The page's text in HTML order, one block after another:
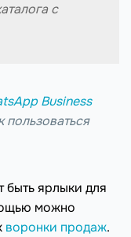
с
Business
пользоваться
быть ярлыки для
можно
воронки продаж.